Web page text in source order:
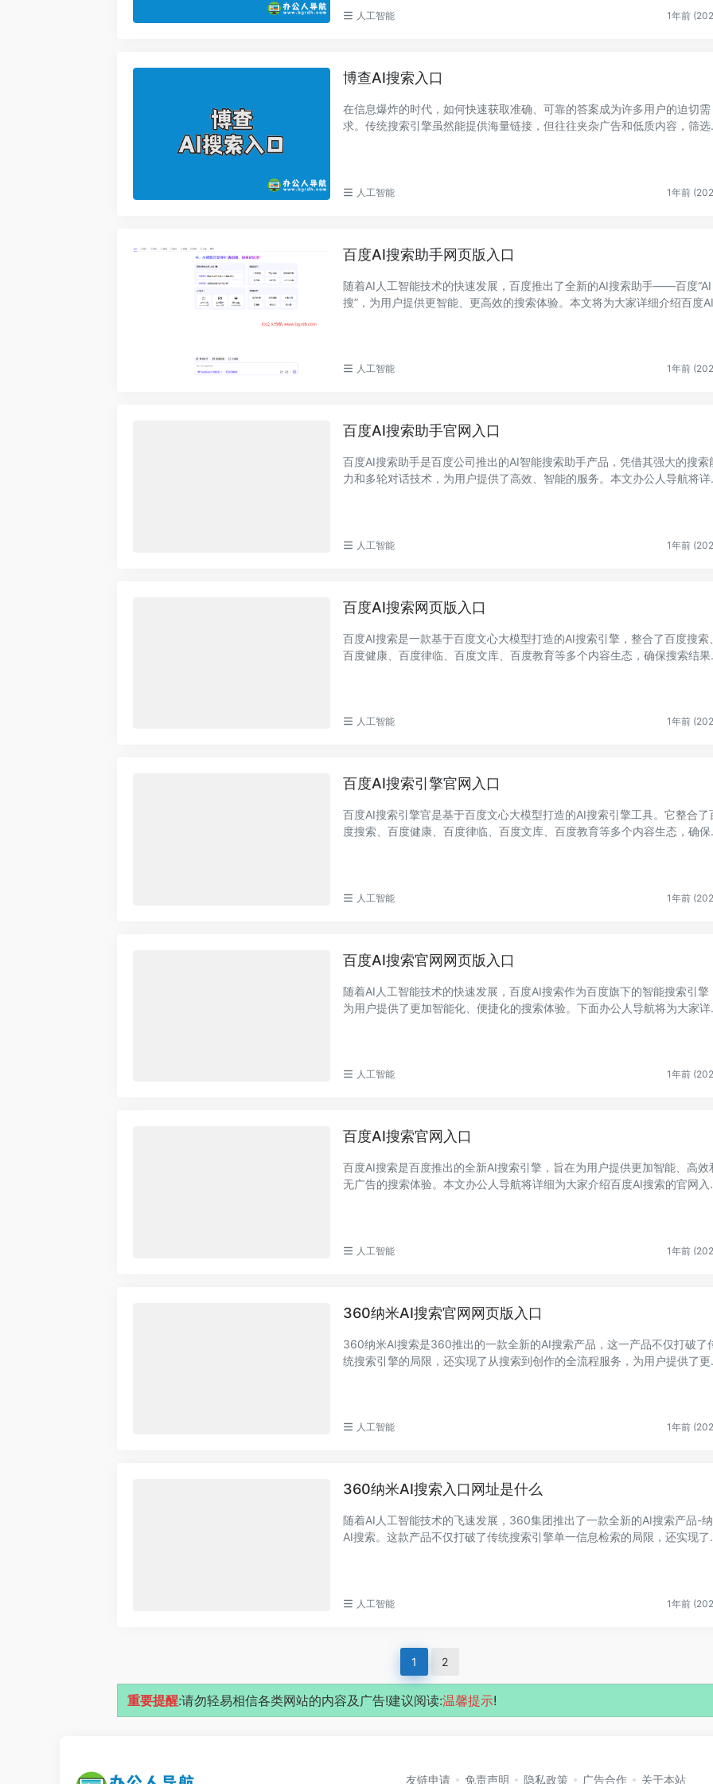
人工智能 1年前
博查AI搜索入口
在信息爆炸的时代，如何快速获取准确、可靠的答案成为许多用户的迫切需
求。传统搜索引擎虽然能提供海量链接，但往往夹杂广告和低质内容，筛选
人工智能 1年前
百度AI搜索助手网页版入口
随着AI人工智能技术的快速发展，百度推出了全新的AI搜索助手——百度“AI
搜”，为用户提供更智能、更高效的搜索体验。本文将为大家详细介绍百度AI
人工智能 1年前
百度AI搜索助手官网入口
百度AI搜索助手是百度公司推出的AI智能搜索助手产品，凭借其强大的搜索
力和多轮对话技术，为用户提供了高效、智能的服务。本文办公人导航将详
人工智能 1年前
百度AI搜索网页版入口
百度AI搜索是一款基于百度文心大模型打造的AI搜索引擎，整合了百度搜索、
百度健康、百度律临、百度文库、百度教育等多个内容生态，确保搜索结果
人工智能 1年前
百度AI搜索引擎官网入口
百度AI搜索引擎官是基于百度文心大模型打造的AI搜索引擎工具。它整合了
度搜索、百度健康、百度律临、百度文库、百度教育等多个内容生态，确保
人工智能 1年前
百度AI搜索官网网页版入口
随着AI人工智能技术的快速发展，百度AI搜索作为百度旗下的智能搜索引擎
为用户提供了更加智能化、便捷化的搜索体验。下面办公人导航将为大家详
人工智能 1年前
百度AI搜索官网入口
百度AI搜索是百度推出的全新AI搜索引擎，旨在为用户提供更加智能、高效
无广告的搜索体验。本文办公人导航将详细为大家介绍百度AI搜索的官网入
人工智能 1年前
360纳米AI搜索官网网页版入口
360纳米AI搜索是360推出的一款全新的AI搜索产品，这一产品不仅打破了
统搜索引擎的局限，还实现了从搜索到创作的全流程服务，为用户提供了更
人工智能 1年前
360纳米AI搜索入口网址是什么
随着AI人工智能技术的飞速发展，360集团推出了一款全新的AI搜索产品-
AI搜索。这款产品不仅打破了传统搜索引擎单一信息检索的局限，还实现了
人工智能 1年前
1 2
重要提醒:请勿轻易相信各类网站的内容及广告!建议阅读:温馨提示!
友链申请 免责声明 隐私政策 广告合作 关于本站